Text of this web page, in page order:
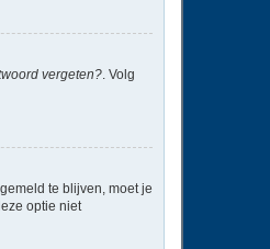
vergeten?. Volg
te blijven, moet je
optie niet